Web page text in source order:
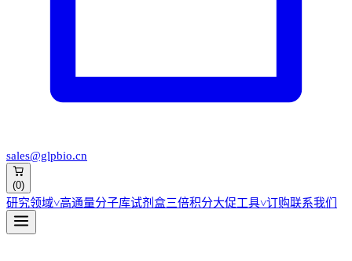
sales@glpbio.cn
(0)
研究领域˅高通量分子库试剂盒三倍积分大促工具˅订购联系我们